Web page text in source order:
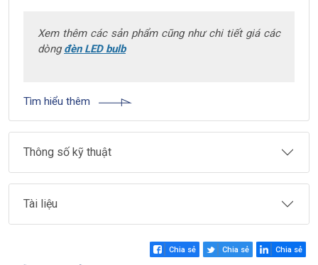
Xem thêm các sản phẩm cũng như chi tiết giá các
dòngđèn LED bulb
Tìm hiểu thêm
Thông số kỹ thuật
Tài liệu
Chia sẻ Chia sẻ Chia sẻ